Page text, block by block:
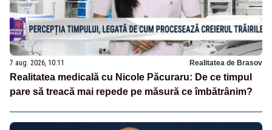
7 aug. 2026, 10:11 Realitatea de Brasov
Realitatea medicală cu Nicole Păcuraru: De ce timpul
pare să treacă mai repede pe măsură ce îmbătrânim?